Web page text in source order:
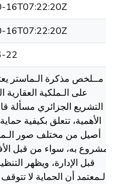
16T07:22:20Z
16T07:22:20Z
22
مــلخص مذكرة الـماستر
على الـملكية
التشريع الجزائري مسألة
الأهمية، تتعلق بكيفية
أصيل من مختلف صور
به، سواء من قبل
قبل الإدارة، ويظهر
الـمعتمد أن الحماية لا